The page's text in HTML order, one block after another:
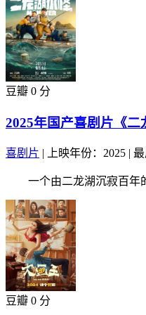
豆瓣 0 分
2025年国产喜剧片《
喜剧片 | 上映年份：2025 |
一个由二龙湖沉寂百年
豆瓣 0 分